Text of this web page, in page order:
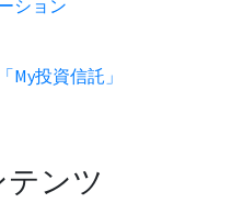
ション
My投資信託」
ンツ